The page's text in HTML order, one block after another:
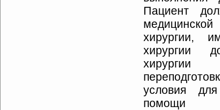
Пациент
хирургии,
хирургии
хирургии
условия
помощи